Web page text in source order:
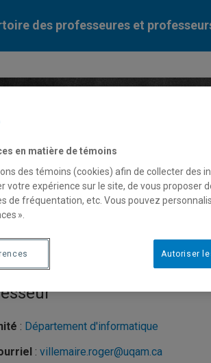
des professeures et
Liste des professeures et
Villemaire
: Département d'informatique
: villemaire.roger@uqam.ca
en matière de témoins
des témoins (cookies) afin de collecter des
votre expérience sur le site, de vous proposer
de fréquentation, etc. Vous pouvez
».
Autoriser